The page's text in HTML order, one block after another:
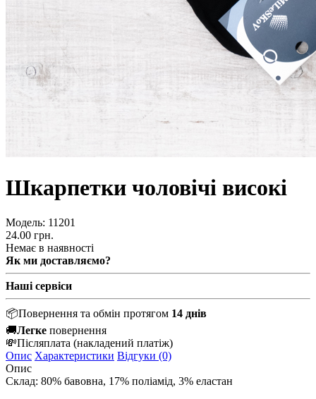
Шкарпетки чоловічі високі
Модель: 11201
24.00 грн.
Немає в наявності
Як ми доставляємо?
Наші сервіси
📦Повернення та обмін протягом 14 днів
🚚Легке повернення
💸Післяплата (накладений платіж)
Опис Характеристики Відгуки (0)
Опис
Склад: 80% бавовна, 17% поліамід, 3% еластан